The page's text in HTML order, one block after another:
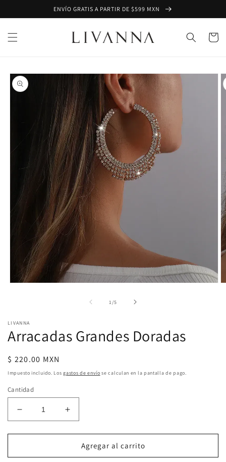
directamente
al contenido
ENVÍO GRATIS A PARTIR DE $599 MXN
Carrito
directamente
a la
información
una
ventana
modal
1 /de
5
LIVANNA
Arracadas Grandes Doradas
Precio
habitual
$ 220.00 MXN
Impuesto incluido. Losgastos de envío se calculan en la pantalla de pago.
Cantidad
Reducir
cantidad
para
Grandes
Aumentar
cantidad
para
Arracadas
Grandes
Agregar al carrito